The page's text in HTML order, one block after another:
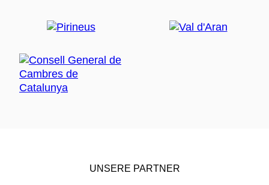
UNSERE PARTNER